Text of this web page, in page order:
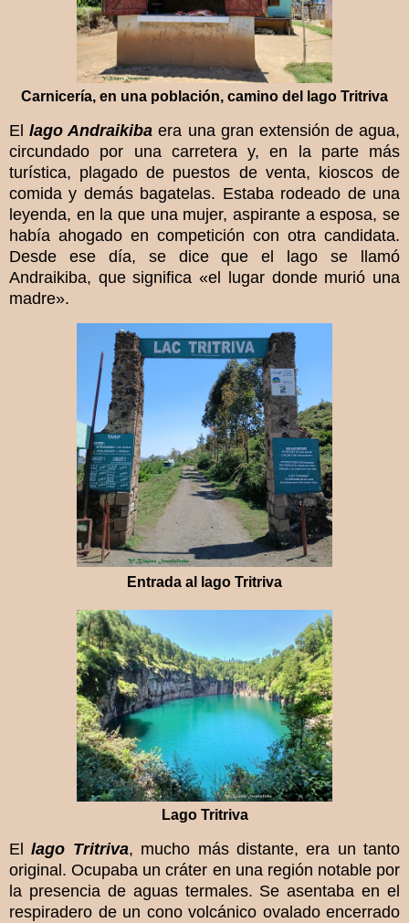
Carnicería, en una población, camino del lago Tritriva
Ellago Andraikiba era una gran extensión de agua,
circundado por una carretera y, en la parte más
turística, plagado de puestos de venta, kioscos de
comida y demás bagatelas. Estaba rodeado de una
leyenda, en la que una mujer, aspirante a esposa, se
había ahogado en competición con otra candidata.
Desde ese día, se dice que el lago se llamó
Andraikiba, que significa «el lugar donde murió una
madre».
Entrada al lago Tritriva
Lago Tritriva
Ellago Tritriva, mucho más distante, era un tanto
original. Ocupaba un cráter en una región notable por
la presencia de aguas termales. Se asentaba en el
respiradero de un cono volcánico ovalado encerrado